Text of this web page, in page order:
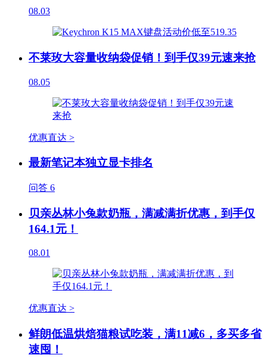
08.03
不莱玫大容量收纳袋促销！到手仅39元速来抢
08.05
优惠直达 >
最新笔记本独立显卡排名
问答 6
贝亲丛林小兔款奶瓶，满减满折优惠，到手仅
164.1元！
08.01
优惠直达 >
鲜朗低温烘焙猫粮试吃装，满11减6，多买多省
速囤！